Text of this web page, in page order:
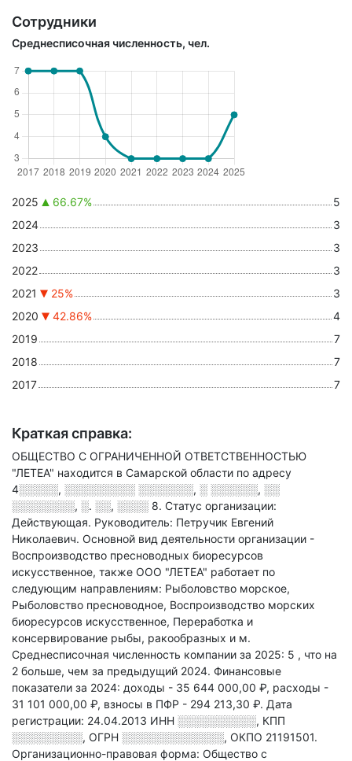
Сотрудники
Среднесписочная численность, чел.
2025 66.67%
5
2024
3
2023
3
2022
3
2021
25%
3
2020
42.86%
4
2019
7
2018
7
2017
7
Краткая справка:
ОБЩЕСТВО С ОГРАНИЧЕННОЙ ОТВЕТСТВЕННОСТЬЮ
"ЛЕТЕА" находится в Самарской области по адресу
4░░░░░, ░░░░░░░░░ ░░░░░░░, ░ ░░░░░░, ░░
░░░░░░░░, ░. ░░, ░░░░ 8. Статус организации:
Действующая. Руководитель: Петручик Евгений
Николаевич. Основной вид деятельности организации -
Воспроизводство пресноводных биоресурсов
искусственное, также ООО "ЛЕТЕА" работает по
следующим направлениям: Рыболовство морское,
Рыболовство пресноводное, Воспроизводство морских
биоресурсов искусственное, Переработка и
консервирование рыбы, ракообразных и м.
Среднесписочная численность компании за 2025: 5 , что на
2 больше, чем за предыдущий 2024. Финансовые
показатели за 2024: доходы - 35 644 000,00 ₽, расходы -
31 101 000,00 ₽, взносы в ПФР - 294 213,30 ₽. Дата
регистрации: 24.04.2013 ИНН ░░░░░░░░░░, КПП
░░░░░░░░░, ОГРН ░░░░░░░░░░░░░, ОКПО 21191501.
Организационно-правовая форма: Общество с